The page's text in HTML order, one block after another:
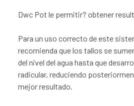
Dwc Pot le permitir? obtener
Para un uso correcto de este
recomienda que los tallos se
del nivel del agua hasta que
radicular, reduciendo
mejor resultado.